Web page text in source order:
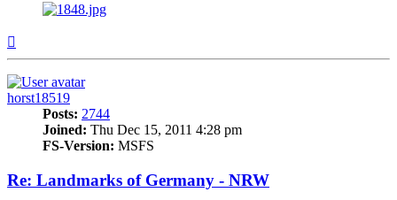
horst18519
Posts: 2744
Joined: Thu Dec 15, 2011 4:28 pm
FS-Version: MSFS
Re: Landmarks of Germany - NRW